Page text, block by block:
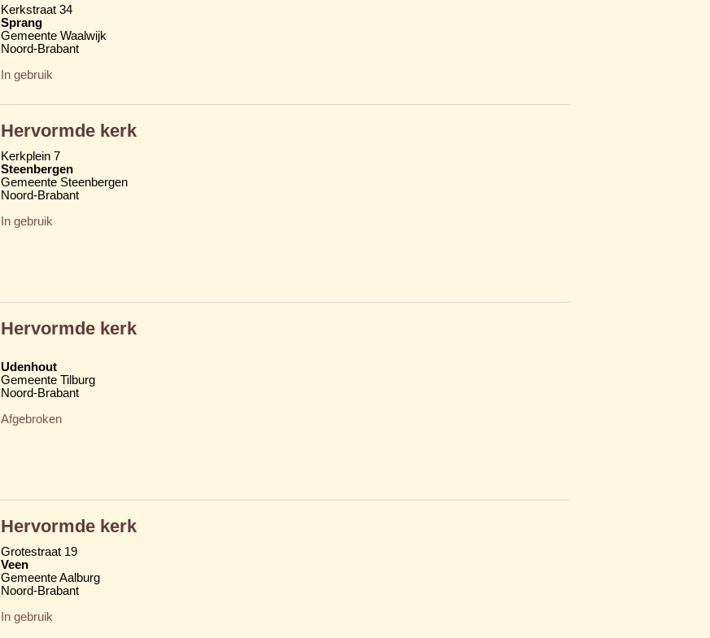
Kerkstraat 34
Sprang
Gemeente Waalwijk
Noord-Brabant
In gebruik
Hervormde kerk
Kerkplein 7
Steenbergen
Gemeente Steenbergen
Noord-Brabant
In gebruik
Hervormde kerk
Udenhout
Gemeente Tilburg
Noord-Brabant
Afgebroken
Hervormde kerk
Grotestraat 19
Veen
Gemeente Aalburg
Noord-Brabant
In gebruik